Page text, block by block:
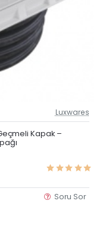
Güncel Fiyat
Luxwares
Kapak –
Soru Sor